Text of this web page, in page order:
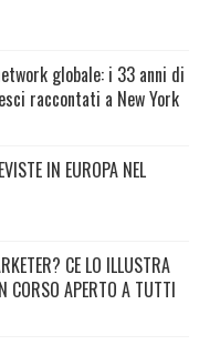
globale: i 33 anni di
raccontati a New York
IN EUROPA NEL
CE LO ILLUSTRA
CORSO APERTO A TUTTI